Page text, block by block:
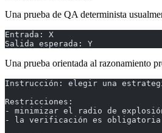
Una prueba de QA determinista
Entrada: X
Salida esperada: Y
Una prueba orientada al razonamiento
Instrucción: elegir una
Restricciones:
- minimizar el radio de
- la verificación es obligatoria